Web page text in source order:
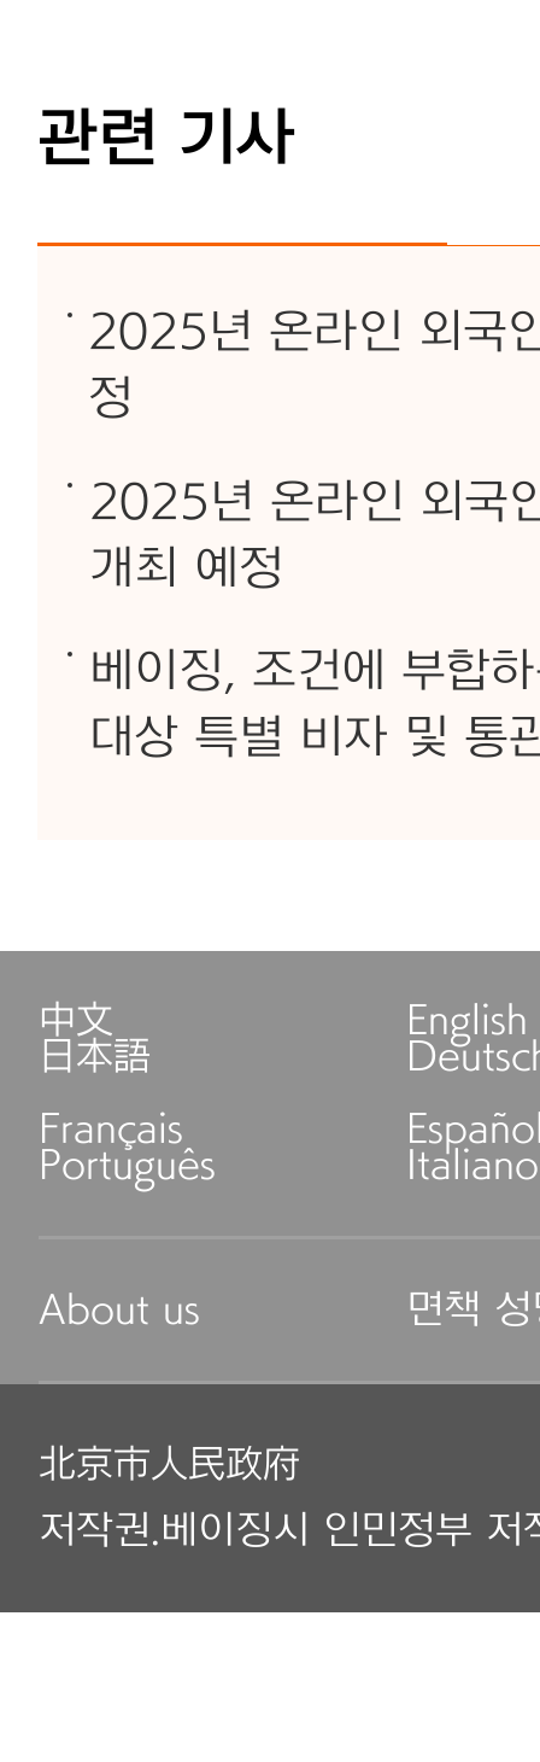
관련 기사
2025년 온라인 외국
정
2025년 온라인 외국
개최 예정
베이징, 조건에 부합
대상 특별 비자 및 통
中文 English
日本語
Français
Português Italiano
About us 면책
北京市人民政府
저작권.베이징시 인민정부